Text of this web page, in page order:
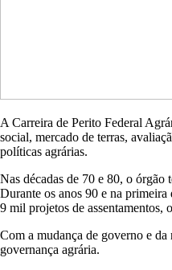
A Carreira de Perito Federal
social, mercado de terras,
políticas agrárias.
Nas décadas de 70 e 80, o
Durante os anos 90 e na primeira
9 mil projetos de assentamentos,
Com a mudança de governo e
governança agrária.